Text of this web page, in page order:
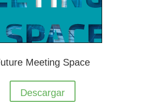
Meeting Space
Descargar